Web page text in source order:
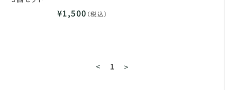
¥1,500 （税込）
< 1 >